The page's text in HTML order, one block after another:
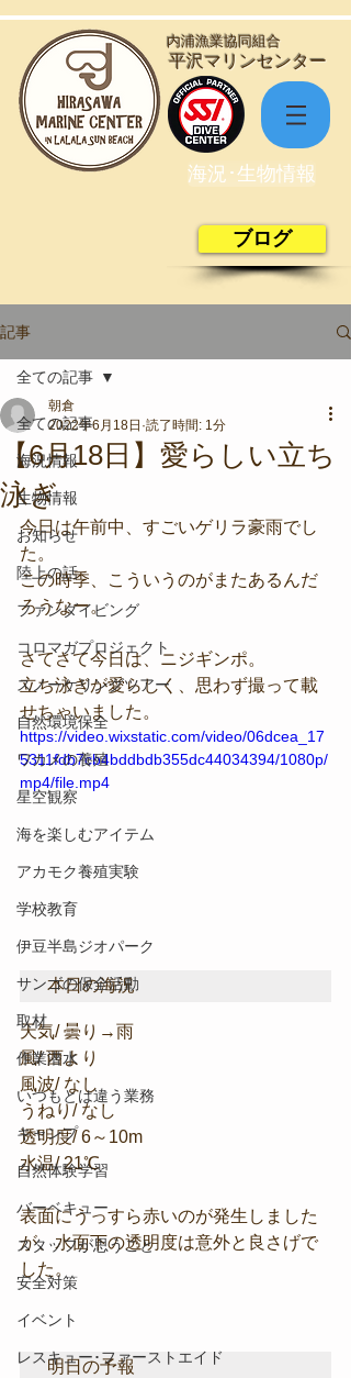
​平沢マリンセンター
​内浦漁業協同組合
海況･生物情報
ブログ
記事
全ての記事
海況情報
生物情報
お知らせ
陸上の話
ファンダイビング
コロマガプロジェクト
スノーケリングツアー
自然環境保全
ワカメの養殖
星空観察
海を楽しむアイテム
アカモク養殖実験
学校教育
伊豆半島ジオパーク
サンゴの保全活動
取材
作業潜水
いつもとは違う業務
キャンプ
自然体験学習
バーベキュー
スタッフが思うこと
安全対策
イベント
レスキュー･ファーストエイド
全ての記事
【6月18日】愛らしい立ち
泳ぎ
朝倉
2022年6月18日 読了時間: 1分
今日は午前中、すごいゲリラ豪雨でし
た。
この時季、こういうのがまたあるんだ
ろうなー。
さてさて今日は、ニジギンポ。
立ち泳ぎが愛らしく、思わず撮って載
せちゃいました。
https://video.wixstatic.com/video/06dcea_17
5311fdb7cb4bddbdb355dc44034394/1080p/
mp4/file.mp4
本日の海況
天気/ 曇り→雨
風/ 西より
風波/ なし
うねり/ なし
透明度/ 6～10m
水温/ 21℃
表面にうっすら赤いのが発生しました
が、水面下の透明度は意外と良さげで
した。
明日の予報